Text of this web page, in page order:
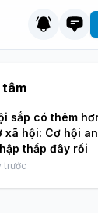
sắp có thêm
xã hội: Cơ hội
thấp đây rồi
trước